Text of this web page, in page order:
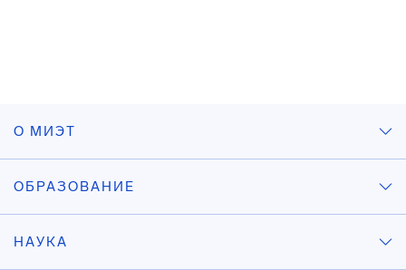
О МИЭТ
ОБРАЗОВАНИЕ
НАУКА